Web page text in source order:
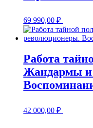
69 990,00 ₽
Работа
Жандармы и
42 000,00 ₽